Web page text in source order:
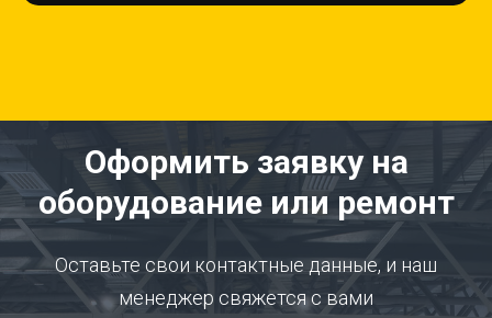
Оформить заявку на
оборудование или ремонт
Оставьте свои контактные данные, и наш
менеджер свяжется с вами